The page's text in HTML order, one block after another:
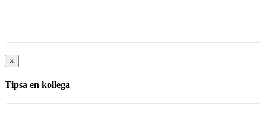
×
Tipsa en kollega